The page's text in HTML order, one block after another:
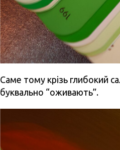
Саме тому крізь глибокий
буквально “оживають”.